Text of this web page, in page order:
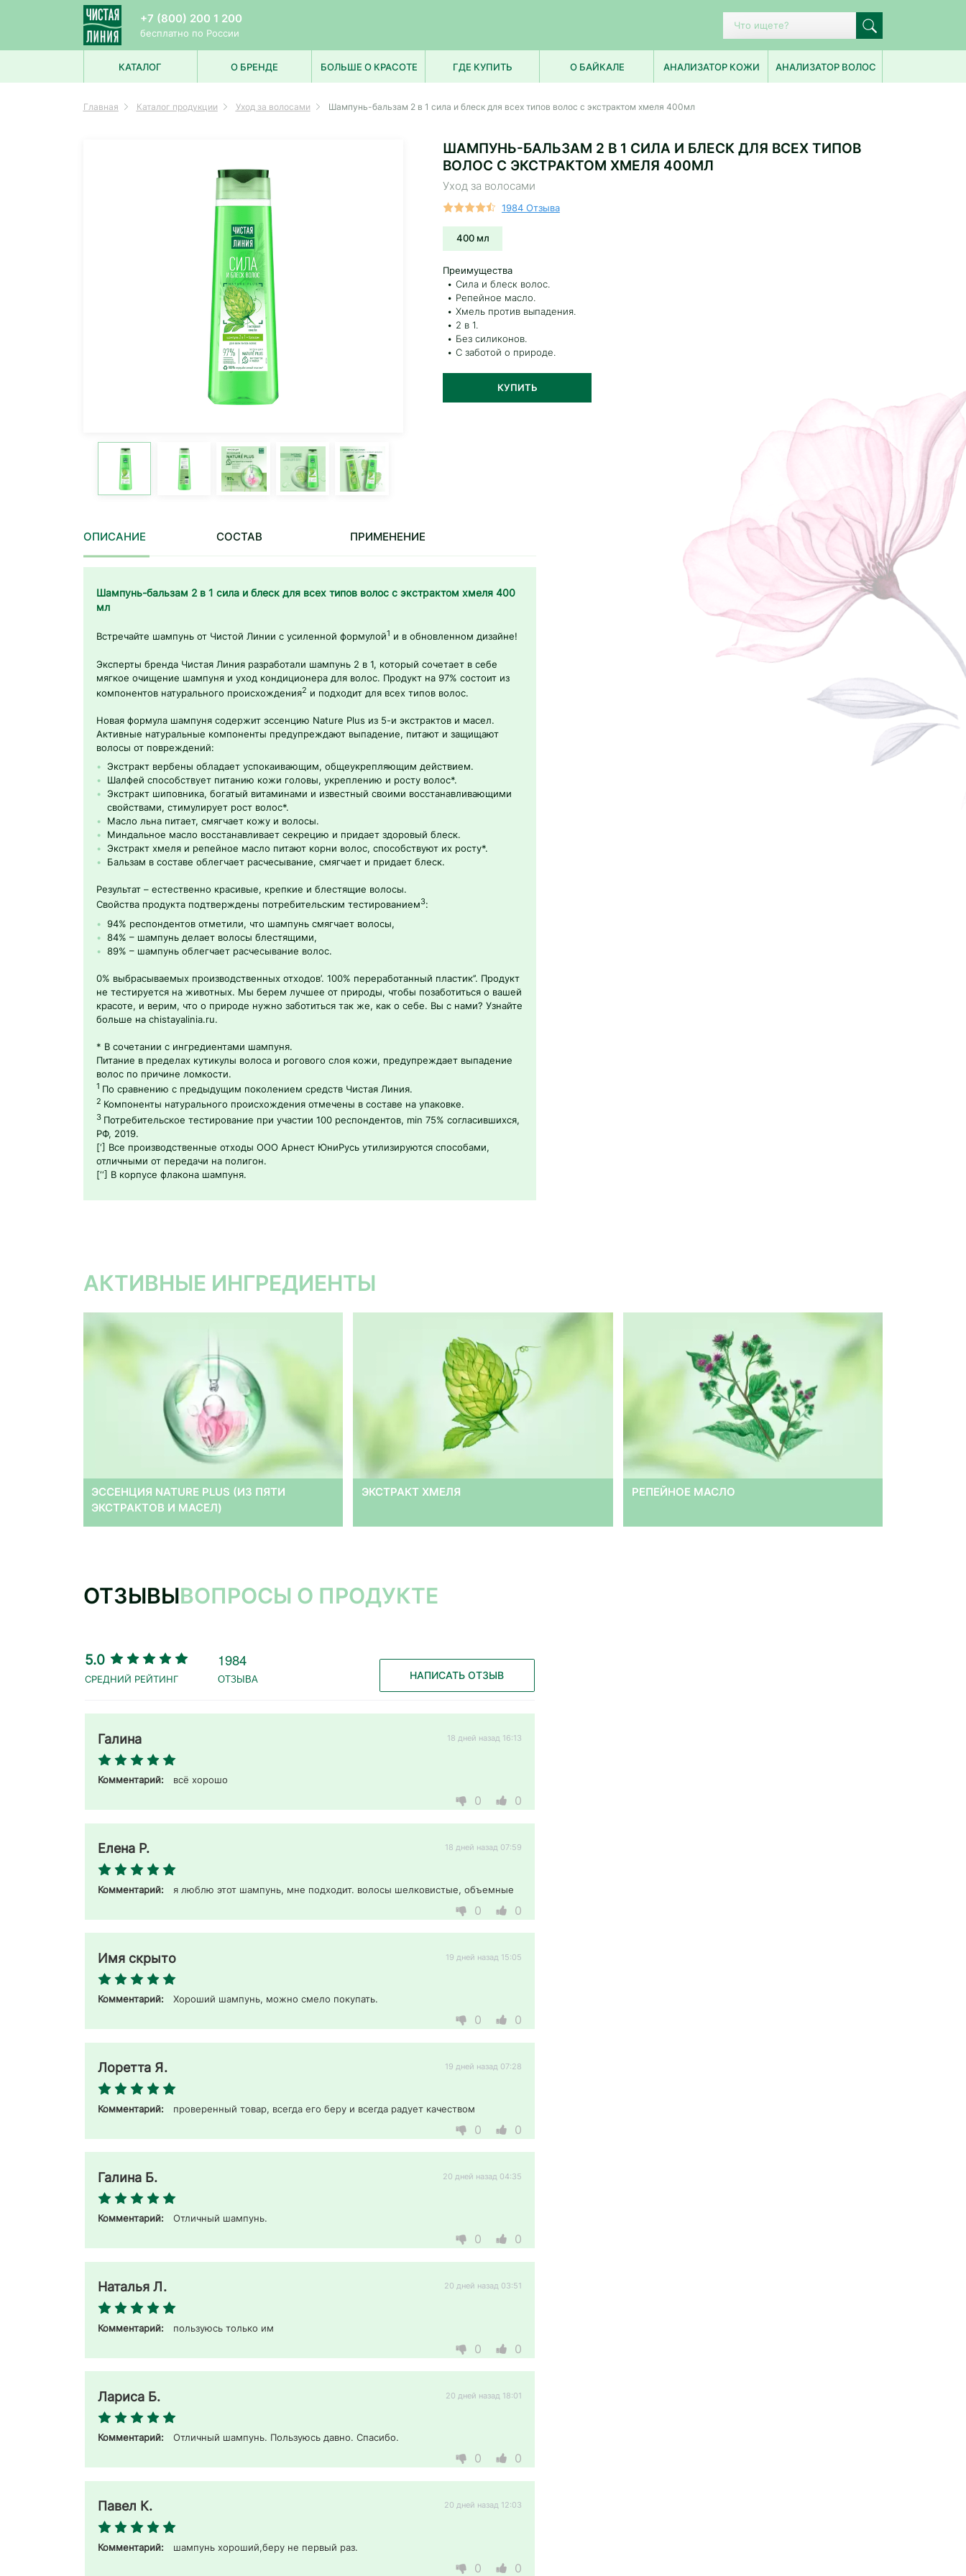
+7 (800) 200 1 200
бесплатно по России
ПОПУЛЯРНЫЕ ЗАПРОСЫ
КАТАЛОГ
УХОД ЗА ЛИЦОМ
УХОД ЗА ВОЛОСАМИ
О БРЕНДЕ БОЛЬШЕ О КРАСОТЕ ГДЕ КУПИТЬ О БАЙКАЛЕ АНАЛИЗАТОР КОЖИ АНАЛИЗАТОР ВОЛОС
Главная Каталог продукции Уход за волосами Шампунь-бальзам 2 в 1 сила и блеск для всех типов волос с экстрактом хмеля 400мл
ШАМПУНЬ-БАЛЬЗАМ 2 В 1 СИЛА И БЛЕСК ДЛЯ ВСЕХ ТИПОВ
ВОЛОС С ЭКСТРАКТОМ ХМЕЛЯ 400МЛ
Уход за волосами
1984 Отзыва
400 мл
Преимущества
Сила и блеск волос.
Репейное масло.
Хмель против выпадения.
2 в 1.
Без силиконов.
С заботой о природе.
КУПИТЬ
ОПИСАНИЕ СОСТАВ ПРИМЕНЕНИЕ
Шампунь-бальзам 2 в 1 сила и блеск для всех типов волос с экстрактом хмеля 400
мл
Встречайте шампунь от Чистой Линии с усиленной формулой1 и в обновленном дизайне!
Эксперты бренда Чистая Линия разработали шампунь 2 в 1, который сочетает в себе
мягкое очищение шампуня и уход кондиционера для волос. Продукт на 97% состоит из
компонентов натурального происхождения2 и подходит для всех типов волос.
Новая формула шампуня содержит эссенцию Nature Plus из 5-и экстрактов и масел.
Активные натуральные компоненты предупреждают выпадение, питают и защищают
волосы от повреждений:
Экстракт вербены обладает успокаивающим, общеукрепляющим действием.
Шалфей способствует питанию кожи головы, укреплению и росту волос*.
Экстракт шиповника, богатый витаминами и известный своими восстанавливающими
свойствами, стимулирует рост волос*.
Масло льна питает, смягчает кожу и волосы.
Миндальное масло восстанавливает секрецию и придает здоровый блеск.
Экстракт хмеля и репейное масло питают корни волос, способствуют их росту*.
Бальзам в составе облегчает расчесывание, смягчает и придает блеск.
Результат – естественно красивые, крепкие и блестящие волосы.
Свойства продукта подтверждены потребительским тестированием3:
94% респондентов отметили, что шампунь смягчает волосы,
84% – шампунь делает волосы блестящими,
89% – шампунь облегчает расчесывание волос.
0% выбрасываемых производственных отходов’. 100% переработанный пластик’’. Продукт
не тестируется на животных. Мы берем лучшее от природы, чтобы позаботиться о вашей
красоте, и верим, что о природе нужно заботиться так же, как о себе. Вы с нами? Узнайте
больше на chistayalinia.ru.
* В сочетании с ингредиентами шампуня.
Питание в пределах кутикулы волоса и рогового слоя кожи, предупреждает выпадение
волос по причине ломкости.
1 По сравнению с предыдущим поколением средств Чистая Линия.
2 Компоненты натурального происхождения отмечены в составе на упаковке.
3 Потребительское тестирование при участии 100 респондентов, min 75% согласившихся,
РФ, 2019.
[‘] Все производственные отходы ООО Арнест ЮниРусь утилизируются способами,
отличными от передачи на полигон.
[‘‘] В корпусе флакона шампуня.
АКТИВНЫЕ ИНГРЕДИЕНТЫ
ЭССЕНЦИЯ NATURE PLUS (ИЗ ПЯТИ
ЭКСТРАКТОВ И МАСЕЛ)
ЭКСТРАКТ ХМЕЛЯ РЕПЕЙНОЕ МАСЛО
ОТЗЫВЫВОПРОСЫ О ПРОДУКТЕ
5.0 1984
ОТЗЫВА НАПИСАТЬ ОТЗЫВ
Галина 18 дней назад 16:13
Комментарий: всё хорошо
0 0
Елена Р. 18 дней назад 07:59
Комментарий: я люблю этот шампунь, мне подходит. волосы шелковистые, объемные
0 0
Имя скрыто 19 дней назад 15:05
Комментарий: Хороший шампунь, можно смело покупать.
0 0
Лоретта Я. 19 дней назад 07:28
Комментарий: проверенный товар, всегда его беру и всегда радует качеством
0 0
Галина Б. 20 дней назад 04:35
Комментарий: Отличный шампунь.
0 0
Наталья Л. 20 дней назад 03:51
Комментарий: пользуюсь только им
0 0
Лариса Б. 20 дней назад 18:01
Комментарий: Отличный шампунь. Пользуюсь давно. Спасибо.
0 0
Павел К. 20 дней назад 12:03
Комментарий: шампунь хороший,беру не первый раз.
0 0